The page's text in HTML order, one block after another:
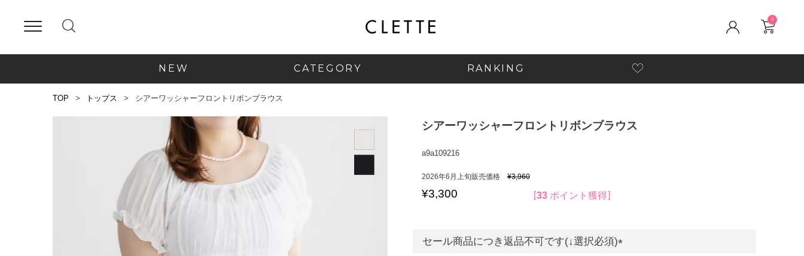
0
NEW CATEGORY RANKING
TOP トップス シアーワッシャーフロントリボンブラウス
シアーワッシャーフロントリボンブラウス
a9a109216
2026年6月上旬販売価格 ¥3,960
¥3,300 33 ポイント獲得
セール商品につき返品不可です(↓選択必須)